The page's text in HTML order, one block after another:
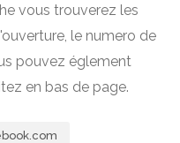
vous trouverez les
le numero de
pouvez églement
en bas de page.